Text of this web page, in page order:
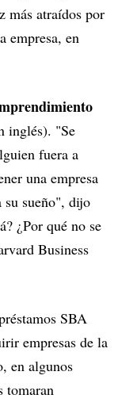
más atraídos por
empresa, en
inglés). "Se
fuera a
una empresa
su sueño", dijo
¿Por qué no se
Business
SBA
empresas de la
en algunos
tomaran